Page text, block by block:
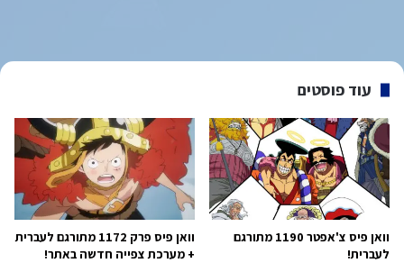
עוד פוסטים
וואן פיס צ'אפטר 1190 מתורגם
לעברית!
וואן פיס פרק 1172 מתורגם לעברית
+ מערכת צפייה חדשה באתר!